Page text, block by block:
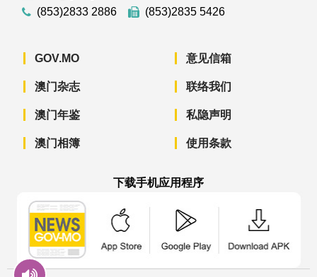
(853)2833 2886
(853)2835 5426
GOV.MO
澳门杂志
澳门年鉴
澳门相簿
意见信箱
联络我们
私隐声明
使用条款
下载手机应用程序